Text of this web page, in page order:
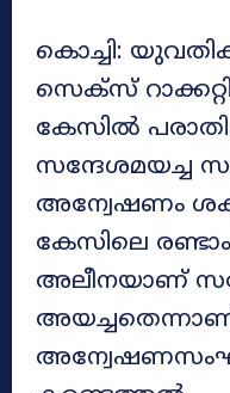
കൊച്ചി:
സെക്‌സ്
കേസിൽ
സന്ദേശമയച്ച
അന്വേഷണം
കേസിലെ
അലീനയാണ്